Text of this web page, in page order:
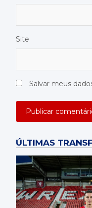
Site
Salvar meus
ÚLTIMAS